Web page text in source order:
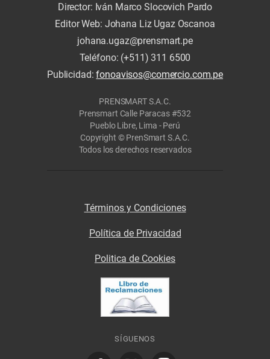
Director: Iván Marco Slocovich Pardo
Editor Web: Johana Liz Ugaz Oscanoa
johana.ugaz@prensmart.pe
Teléfono: (+511) 311 6500
Publicidad:fonoavisos@comercio.com.pe
PRENSMART S.A.C.
Prensmart Calle Paracas #532
Pueblo Libre, Lima - Perú
Copyright © PrenSmart S.A.C.
Todos los derechos reservados
Términos y Condiciones
Política de Privacidad
Politica de Cookies
SÍGUENOS